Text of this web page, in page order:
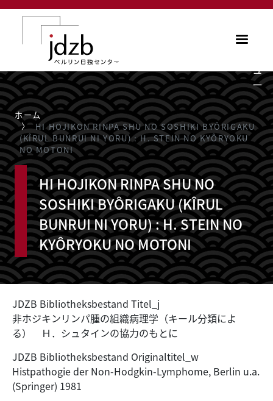
メインコンテンツに移動
ュ
ー
ホーム
HI HOJIKON RINPA SHU NO SOSHIKI BYÔRIGAKU
(KÎRUL BUNRUI NI YORU) : H. STEIN NO KYÔRYOKU
NO MOTONI
HI HOJIKON RINPA SHU NO
SOSHIKI BYÔRIGAKU (KÎRUL
BUNRUI NI YORU) : H. STEIN NO
KYÔRYOKU NO MOTONI
JDZB Bibliotheksbestand Titel_j
非ホジキンリンパ腫の組織病理学（キール分類によ
る） Ｈ．シュタインの協力のもとに
JDZB Bibliotheksbestand Originaltitel_w
Histpathogie der Non-Hodgkin-Lymphome, Berlin u.a.
(Springer) 1981